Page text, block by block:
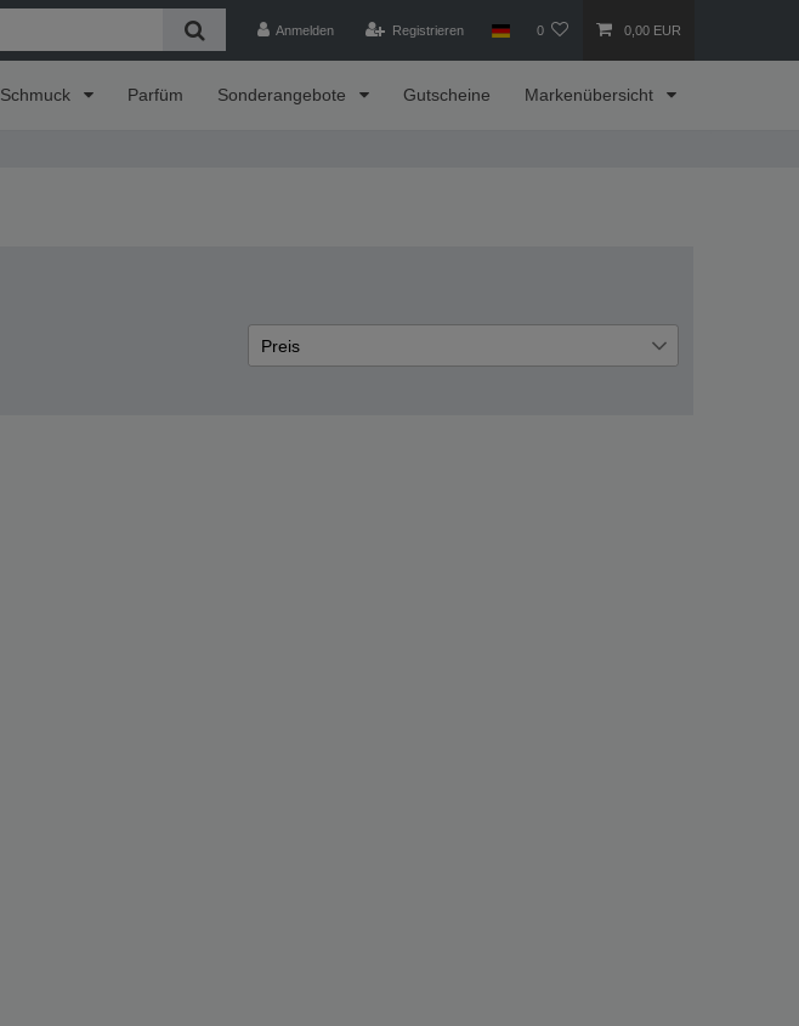
Anmelden Registrieren 0 0,00 EUR
Schmuck Parfüm Sonderangebote Gutscheine Markenübersicht
Preis